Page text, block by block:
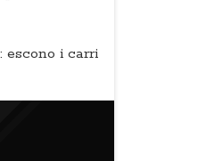
escono i carri